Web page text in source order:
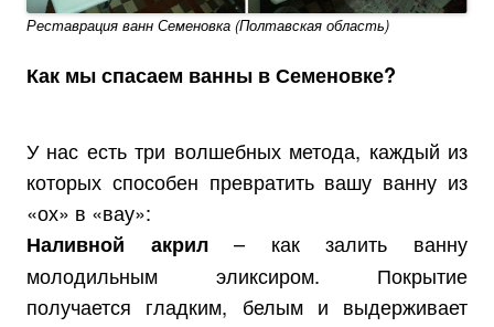
Реставрация ванн Семеновка (Полтавская область)
Как мы спасаем ванны в Семеновке?
У нас есть три волшебных метода, каждый из
которых способен превратить вашу ванну из
«ох» в «вау»:
Наливной акрил– как залить ванну
молодильным эликсиром. Покрытие
получается гладким, белым и выдерживает